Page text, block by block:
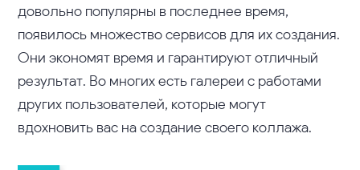
довольно популярны в последнее время,
появилось множество сервисов для их создания.
Они экономят время и гарантируют отличный
результат. Во многих есть галереи с работами
других пользователей, которые могут
вдохновить вас на создание своего коллажа.